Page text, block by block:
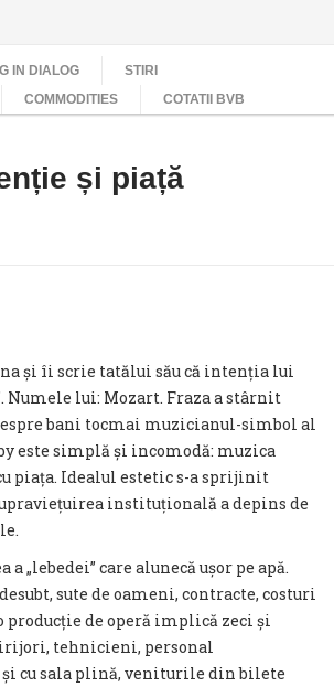
IN DIALOG
STIRI
COMMODITIES COTATII BVB
și piață
și îi scrie tatălui său că intenția lui
Numele lui: Mozart. Fraza a stârnit
bani tocmai muzicianul-simbol al
este simplă și incomodă: muzica
piața. Idealul estetic s-a sprijinit
instituțională a depins de
„lebedei” care alunecă ușor pe apă.
sute de oameni, contracte, costuri
producție de operă implică zeci și
tehnicieni, personal
cu sala plină, veniturile din bilete